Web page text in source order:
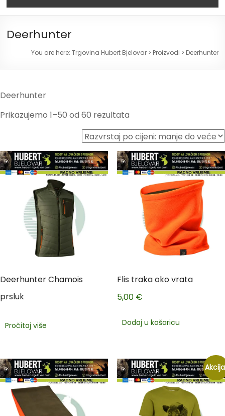
Deerhunter
You are here: Trgovina Hubert Bjelovar> Proizvodi > Deerhunter
Deerhunter
Prikazujemo 1–50 od 60 rezultata
Deerhunter Chamois
prsluk
Pročitaj više
Flis traka oko vrata
5,00 €
Dodaj u košaricu